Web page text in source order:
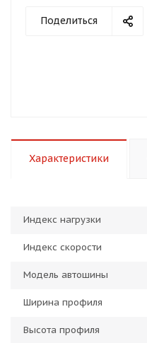
Поделиться
Характеристики
Индекс нагрузки
Индекс скорости
Модель автошины
Ширина профиля
Высота профиля